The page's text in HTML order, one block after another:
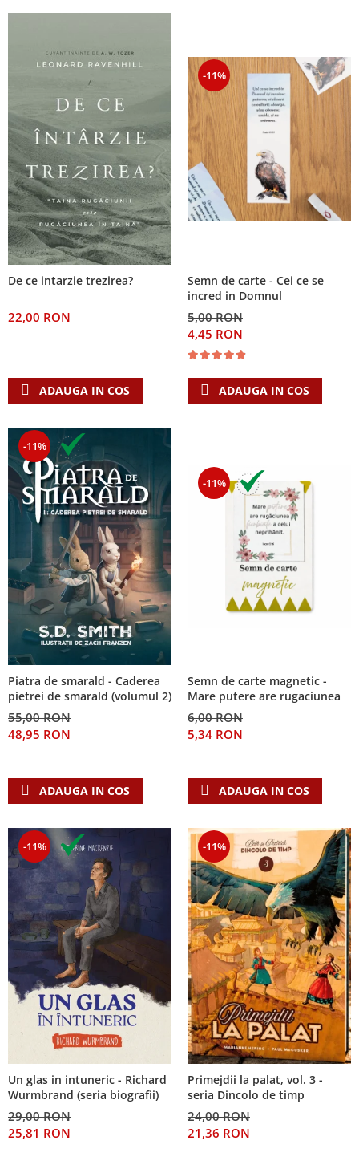
De ce intarzie trezirea?
22,00 RON
ADAUGA IN COS
-11%
Semn de carte - Cei ce se
incred in Domnul
5,00 RON
4,45 RON
ADAUGA IN COS
-11%
Piatra de smarald - Caderea
pietrei de smarald (volumul 2)
55,00 RON
48,95 RON
ADAUGA IN COS
-11%
Semn de carte magnetic -
Mare putere are rugaciunea
6,00 RON
5,34 RON
ADAUGA IN COS
-11%
Un glas in intuneric - Richard
Wurmbrand (seria biografii)
29,00 RON
25,81 RON
-11%
Primejdii la palat, vol. 3 -
seria Dincolo de timp
24,00 RON
21,36 RON